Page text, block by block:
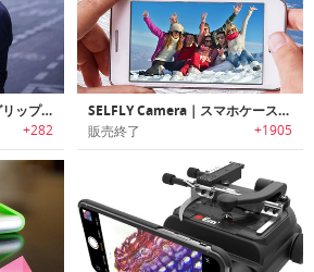
Cinebody｜ピストル型グリップでシネマチック撮影可能なiPhone6/6s用スマートケース 「シネボディ」
+282
SELFLY Camera｜スマホケースにフィットする空中撮影カメラ「セルフライカメラ」
販売終了 +1905